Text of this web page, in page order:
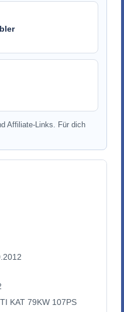
Affiliate-Links. Für dich
KAT 79KW 107PS